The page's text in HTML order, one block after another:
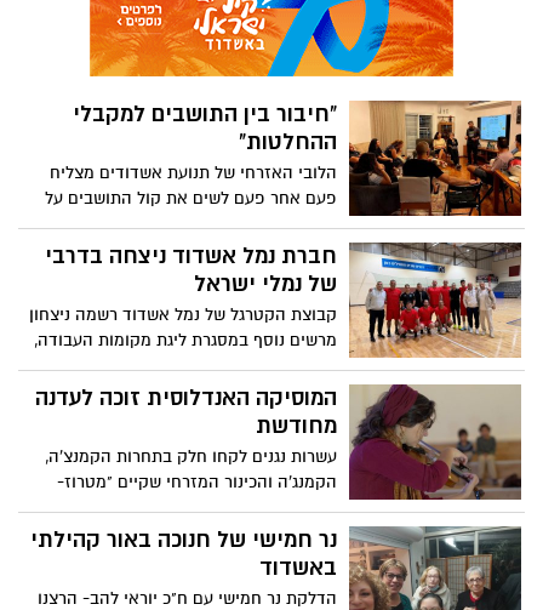
"חיבור בין התושבים למקבלי
ההחלטות"
הלובי האזרחי של תנועת אשדודים מצליח
פעם אחר פעם לשים את קול התושבים על
השולחן ומתרחב בימים אלו משמעותית לכל
רחבי העיר
חברת נמל אשדוד ניצחה בדרבי
של נמלי ישראל
קבוצת הקטרגל של נמל אשדוד רשמה ניצחון
מרשים נוסף במסגרת ליגת מקומות העבודה,
כשגברה בתוצאה 2:1 על קבוצת נמל הדרום
המוסיקה האנדלוסית זוכה לעדנה
מחודשת
עשרות נגנים לקחו חלק בתחרות הקמנצ'ה,
הקמנג'ה והכינור המזרחי שקיים "מטרוז-
המרכז למוסיקה אנדלוסית ולפיוט בישראל"
בקונסבטוריון דימונה בשבוע שעבר. כעת
הוכרזו הזוכים- בהם נגנים רבים מהדור
נר חמישי של חנוכה באור קהילתי
באשדוד
הדלקת נר חמישי עם ח"כ יוראי להב- הרצנו